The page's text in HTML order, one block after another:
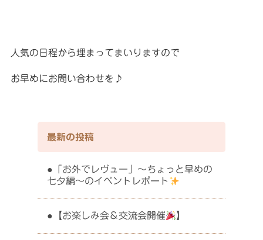
人気の日程から埋まってまいりますので
お早めにお問い合わせを♪
最新の投稿
「お外でレヴュー」〜ちょっと早めの
七夕編〜のイベントレポート
【お楽しみ会＆交流会開催 】